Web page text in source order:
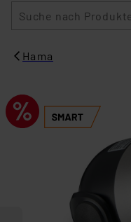
Hama